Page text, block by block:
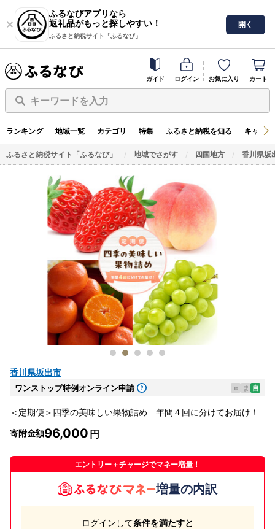
ふるなびアプリなら
返礼品がもっと探しやすい！
ふるさと納税サイト「ふるなび」
開く
ガイド ログイン お気に入り カート
キーワードを入力
ランキング 地域一覧 カテゴリ 特集 ふるさと納税を知る キャン
ふるさと納税サイト「ふるなび」 地域でさがす 四国地方 香川県坂
香川県坂出市
ワンストップ特例オンライン申請 e ま 自
＜定期便＞四季の美味しい果物詰め 年間４回に分けてお届け！
寄附金額96,000
エントリー＋チャージでマネー増量！
増量の内訳
ログインして条件を満たすと